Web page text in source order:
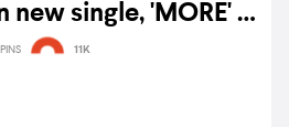
new single, 'MORE' —
watch11K